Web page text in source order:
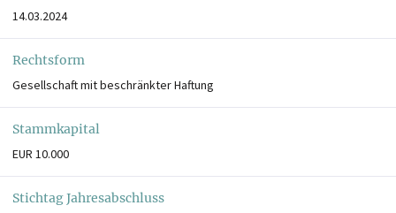
14.03.2024
Rechtsform
Gesellschaft mit beschränkter Haftung
Stammkapital
EUR 10.000
Stichtag Jahresabschluss